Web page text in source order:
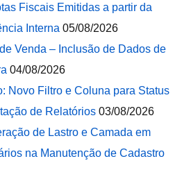
Fiscais Emitidas a partir da
Interna 05/08/2026
Venda – Inclusão de Dados de
04/08/2026
Novo Filtro e Coluna para Status
de Relatórios 03/08/2026
de Lastro e Camada em
na Manutenção de Cadastro